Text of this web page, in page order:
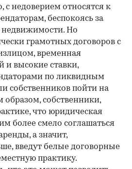
с недоверием относятся к
беспокоясь за
недвижимости. Но
грамотных договоров с
временная
и высокие ставки,
по ликвидным
собственников пойти на
собственники,
что юридическая
более смело соглашаться
а значит,
введут белые договорные
практику.